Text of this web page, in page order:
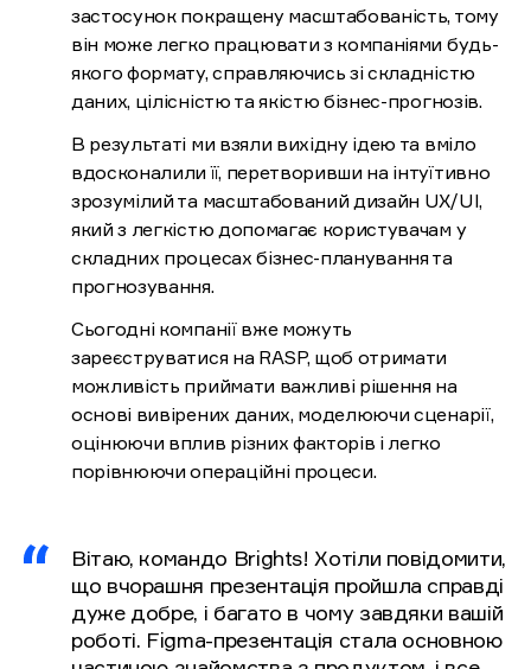
застосунок покращену масштабованість, тому
він може легко працювати з компаніями будь-
якого формату, справляючись зі складністю
даних, цілісністю та якістю бізнес-прогнозів.
В результаті ми взяли вихідну ідею та вміло
вдосконалили її, перетворивши на інтуїтивно
зрозумілий та масштабований дизайн UX/UI,
який з легкістю допомагає користувачам у
складних процесах бізнес-планування та
прогнозування.
Сьогодні компанії вже можуть
зареєструватися на RASP, щоб отримати
можливість приймати важливі рішення на
основі вивірених даних, моделюючи сценарії,
оцінюючи вплив різних факторів і легко
порівнюючи операційні процеси.
Вітаю, командо Brights! Хотіли повідомити,
що вчорашня презентація пройшла справді
дуже добре, і багато в чому завдяки вашій
роботі. Figma-презентація стала основною